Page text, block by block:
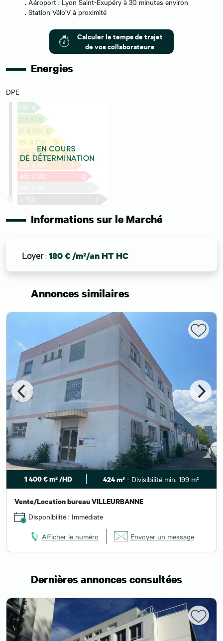
. Station Vélo'V à proximité
Calculer le temps de trajet
de vos collaborateurs
Energies
DPE
Informations sur le Marché
Loyer: 180 € /m²/an HT HC
Annonces similaires
1 400 € m² /HD 424 m² - Divisibilité min. 199 m²
Vente/Location bureau VILLEURBANNE
Disponibilité : Immédiate
Afficher le numéro Envoyer un message
Dernières annonces consultées